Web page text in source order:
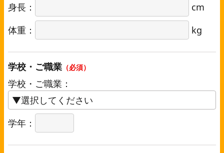
身長：
cm
体重：
kg
学校・ご職業 （必須）
学校・ご職業：
学年：